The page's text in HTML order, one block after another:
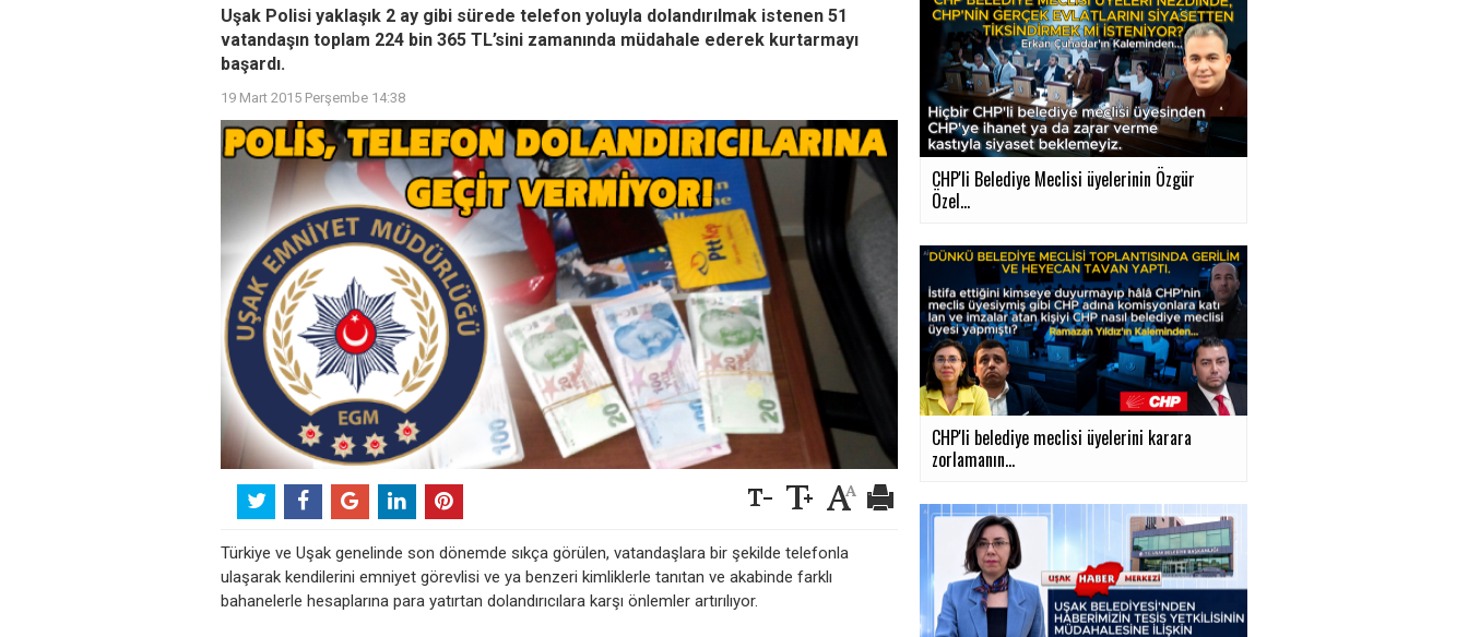
Uşak Polisi yaklaşık 2 ay gibi sürede telefon yoluyla dolandırılmak istenen 51
vatandaşın toplam 224 bin 365 TL’sini zamanında müdahale ederek kurtarmayı
başardı.
19 Mart 2015 Perşembe 14:38
Türkiye ve Uşak genelinde son dönemde sıkça görülen, vatandaşlara bir şekilde telefonla
ulaşarak kendilerini emniyet görevlisi ve ya benzeri kimliklerle tanıtan ve akabinde farklı
bahanelerle hesaplarına para yatırtan dolandırıcılara karşı önlemler artırılıyor.
CHP'li Belediye Meclisi üyelerinin Özgür
Özel...
CHP'li belediye meclisi üyelerini karara
zorlamanın...